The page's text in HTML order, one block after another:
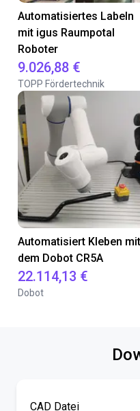
Automatisiertes Labeln
mit igus Raumpotal
Roboter
9.026,88 €
TOPP Fördertechnik
Automatisiert Kleben mit
dem Dobot CR5A
22.114,13 €
Dobot
CAD Datei